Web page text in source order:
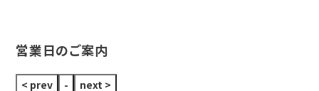
営業日のご案内